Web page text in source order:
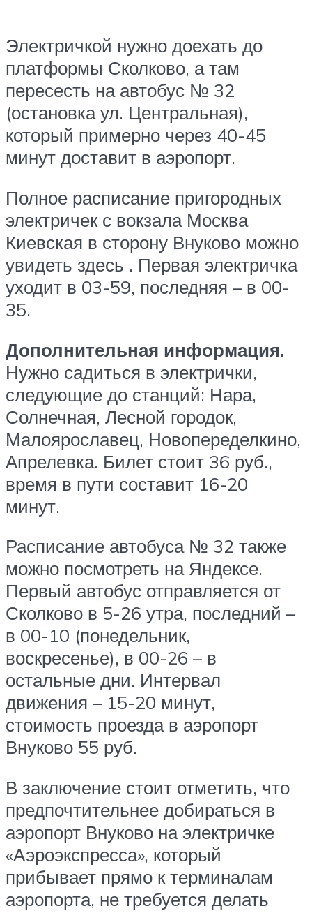
Электричкой нужно доехать до
платформы Сколково, а там
пересесть на автобус № 32
(остановка ул. Центральная),
который примерно через 40-45
минут доставит в аэропорт.
Полное расписание пригородных
электричек с вокзала Москва
Киевская в сторону Внуково можно
увидеть здесь . Первая электричка
уходит в 03-59, последняя – в 00-
35.
Дополнительная информация.
Нужно садиться в электрички,
следующие до станций: Нара,
Солнечная, Лесной городок,
Малоярославец, Новопеределкино,
Апрелевка. Билет стоит 36 руб.,
время в пути составит 16-20
минут.
Расписание автобуса № 32 также
можно посмотреть на Яндексе.
Первый автобус отправляется от
Сколково в 5-26 утра, последний –
в 00-10 (понедельник,
воскресенье), в 00-26 – в
остальные дни. Интервал
движения – 15-20 минут,
стоимость проезда в аэропорт
Внуково 55 руб.
В заключение стоит отметить, что
предпочтительнее добираться в
аэропорт Внуково на электричке
«Аэроэкспресса», который
прибывает прямо к терминалам
аэропорта, не требуется делать